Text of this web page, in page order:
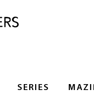
SERIES